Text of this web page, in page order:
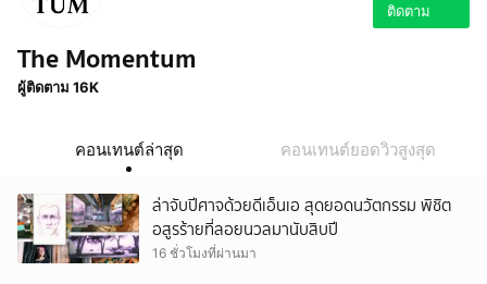
ติดตาม
The Momentum
ผู้ติดตาม 16K
คอนเทนต์ล่าสุด คอนเทนต์ยอดวิวสูงสุด
ล่าจับปีศาจด้วยดีเอ็นเอ สุดยอดนวัตกรรม พิชิต
อสูรร้ายที่ลอยนวลมานับสิบปี
16 ชั่วโมงที่ผ่านมา